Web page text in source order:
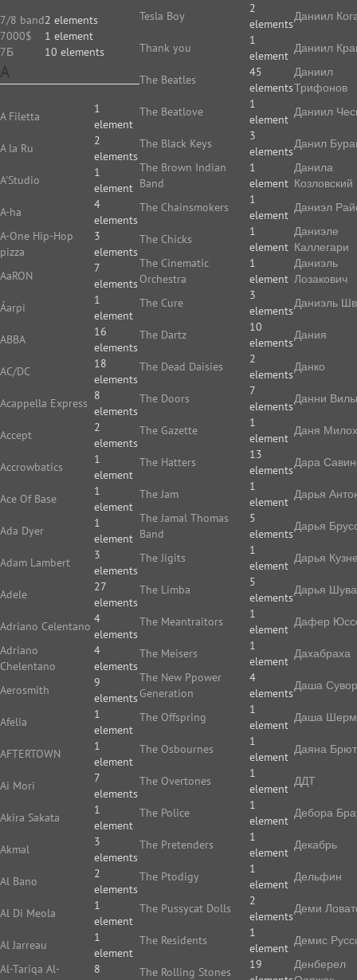
7/8 band2 elements
7000$
1 element
7Б
10 elements
A
A Filetta
1
element
A la Ru
2
elements
A'Studio
1
element
A-ha
4
elements
A-One Hip-Hop
pizza
3
elements
AaRON
7
elements
Áarpi
1
element
ABBA
16
elements
AC/DC
18
elements
Acappella Express
8
elements
Accept
2
elements
Accrowbatics
1
element
Ace Of Base
1
element
Ada Dyer
1
element
Adam Lambert
3
elements
Adele
27
elements
Adriano Celentano
4
elements
Adriano
Chelentano
4
elements
Aerosmith
9
elements
Afelia
1
element
AFTERTOWN
1
element
Ai Mori
7
elements
Akira Sakata
1
element
Akmal
3
elements
Al Bano
2
elements
Al Di Meola
1
element
Al Jarreau
1
element
Al-Tariqa Al-
8
Tesla Boy
2
elements
Thank you
1
element
The Beatles
45
elements
The Beatlove
1
element
The Black Keys
3
elements
The Brown Indian
Band
1
element
The Chainsmokers
1
element
The Chicks
1
element
The Cinematic
Orchestra
1
element
The Cure
3
elements
The Dartz
10
elements
The Dead Daisies
2
elements
The Doors
7
elements
The Gazette
1
element
The Hatters
13
elements
The Jam
1
element
The Jamal Thomas
Band
5
elements
The Jigits
1
element
The Limba
5
elements
The Meantraitors
1
element
The Meisers
1
element
The New Ppower
Generation
4
elements
The Offspring
1
element
The Osbournes
1
element
The Overtones
1
element
The Police
1
element
The Pretenders
1
element
The Ptodigy
1
element
The Pussycat Dolls
2
elements
The Residents
1
element
The Rolling Stones
19
Даниил
Даниил
Даниил
Трифонов
Даниил
Данил
Данила
Козловский
Даниэл
Даниэле
Каллегари
Даниэль
Лозакович
Даниэль
Дания
Данко
Данни
Даня
Дара
Дарья
Дарья
Дарья
Дарья
Дафер
Дахабраха
Даша
Даша
Даяна Брют
ДДТ
Дебора
Декабрь
Дельфин
Деми
Демис
Денберел